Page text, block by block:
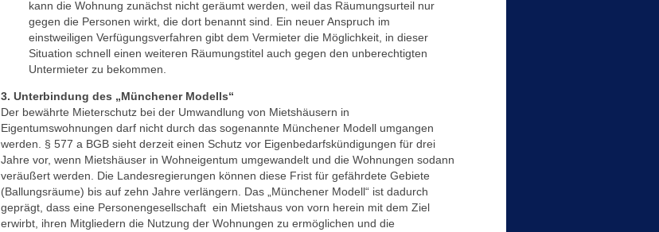
kann die Wohnung zunächst nicht geräumt werden, weil das Räumungsurteil nur
gegen die Personen wirkt, die dort benannt sind. Ein neuer Anspruch im
einstweiligen Verfügungsverfahren gibt dem Vermieter die Möglichkeit, in dieser
Situation schnell einen weiteren Räumungstitel auch gegen den unberechtigten
Untermieter zu bekommen.
3. Unterbindung des „Münchener Modells“
Der bewährte Mieterschutz bei der Umwandlung von Mietshäusern in
Eigentumswohnungen darf nicht durch das sogenannte Münchener Modell umgangen
werden. § 577 a BGB sieht derzeit einen Schutz vor Eigenbedarfskündigungen für drei
Jahre vor, wenn Mietshäuser in Wohneigentum umgewandelt und die Wohnungen sodann
veräußert werden. Die Landesregierungen können diese Frist für gefährdete Gebiete
(Ballungsräume) bis auf zehn Jahre verlängern. Das „Münchener Modell“ ist dadurch
geprägt, dass eine Personengesellschaft ein Mietshaus von vorn herein mit dem Ziel
erwirbt, ihren Mitgliedern die Nutzung der Wohnungen zu ermöglichen und die